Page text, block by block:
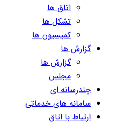
اتاق ها
تشکل ها
کمیسیون ها
گزارش ها
گزارش ها
مجلس
چندرسانه ای
سامانه های خدماتی
ارتباط با اتاق